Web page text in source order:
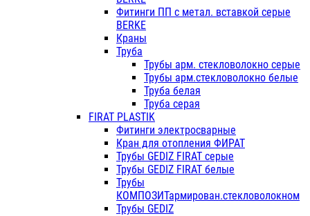
Фитинги ПП с метал. вставкой серые
BERKE
Краны
Труба
Трубы арм. стекловолокно серые
Трубы арм.стекловолокно белые
Труба белая
Труба серая
FIRAT PLASTIK
Фитинги электросварные
Кран для отопления ФИРАТ
Трубы GEDIZ FIRAT серые
Трубы GEDIZ FIRAT белые
Трубы
КОМПОЗИТармирован.стекловолокном
Трубы GEDIZ